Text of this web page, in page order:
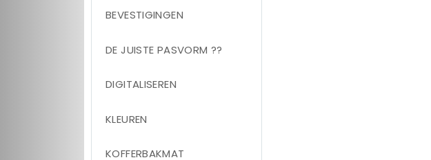
BEVESTIGINGEN
DE JUISTE PASVORM ??
DIGITALISEREN
KLEUREN
KOFFERBAKMAT